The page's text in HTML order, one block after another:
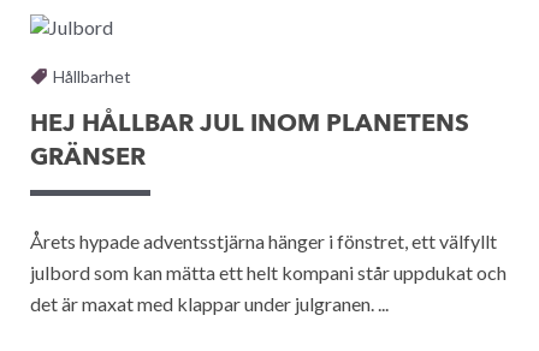
Hållbarhet
HEJ HÅLLBAR JUL INOM PLANETENS
GRÄNSER
Årets hypade adventsstjärna hänger i fönstret, ett välfyllt
julbord som kan mätta ett helt kompani står uppdukat och
det är maxat med klappar under julgranen. ...